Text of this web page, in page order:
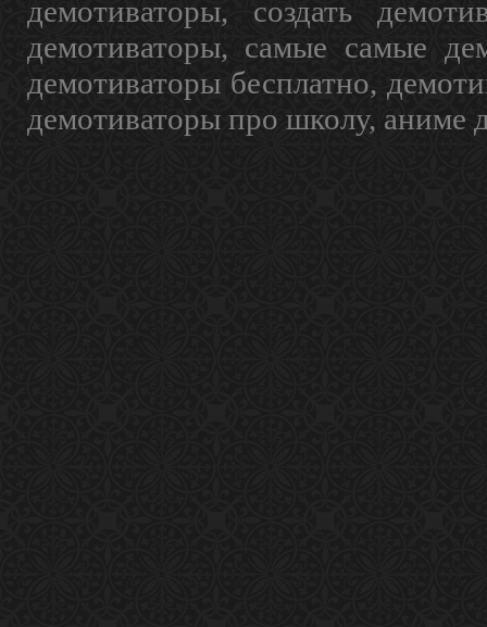
демотиваторы, создать
демотиваторы, самые самые
демотиваторы бесплатно,
демотиваторы про школу, аниме